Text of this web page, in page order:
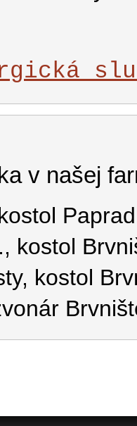
v našej
kostol
kostol